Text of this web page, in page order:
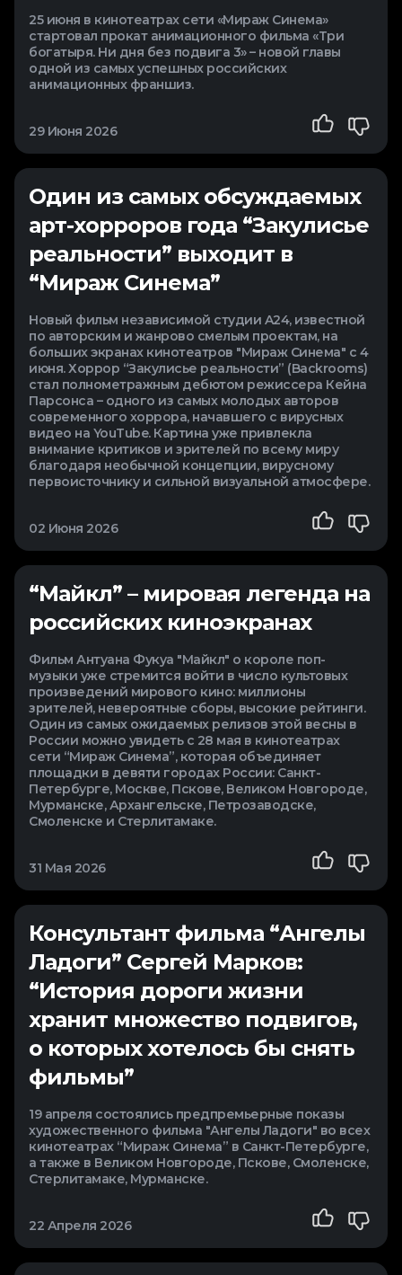
25 июня в кинотеатрах сети «Мираж Синема»
стартовал прокат анимационного фильма «Три
богатыря. Ни дня без подвига 3» – новой главы
одной из самых успешных российских
анимационных франшиз.
29 Июня 2026
Один из самых обсуждаемых
арт-хорроров года “Закулисье
реальности” выходит в
“Мираж Синема”
Новый фильм независимой студии A24, известной
по авторским и жанрово смелым проектам, на
больших экранах кинотеатров "Мираж Синема" с 4
июня. Хоррор “Закулисье реальности” (Backrooms)
стал полнометражным дебютом режиссера Кейна
Парсонса – одного из самых молодых авторов
современного хоррора, начавшего с вирусных
видео на YouTube. Картина уже привлекла
внимание критиков и зрителей по всему миру
благодаря необычной концепции, вирусному
первоисточнику и сильной визуальной атмосфере.
02 Июня 2026
“Майкл” – мировая легенда на
российских киноэкранах
Фильм Антуана Фукуа "Майкл" о короле поп-
музыки уже стремится войти в число культовых
произведений мирового кино: миллионы
зрителей, невероятные сборы, высокие рейтинги.
Один из самых ожидаемых релизов этой весны в
России можно увидеть с 28 мая в кинотеатрах
сети “Мираж Синема”, которая объединяет
площадки в девяти городах России: Санкт-
Петербурге, Москве, Пскове, Великом Новгороде,
Мурманске, Архангельске, Петрозаводске,
Смоленске и Стерлитамаке.
31 Мая 2026
Консультант фильма “Ангелы
Ладоги” Сергей Марков:
“История дороги жизни
хранит множество подвигов,
о которых хотелось бы снять
фильмы”
19 апреля состоялись предпремьерные показы
художественного фильма "Ангелы Ладоги" во всех
кинотеатрах “Мираж Синема” в Санкт-Петербурге,
а также в Великом Новгороде, Пскове, Смоленске,
Стерлитамаке, Мурманске.
22 Апреля 2026